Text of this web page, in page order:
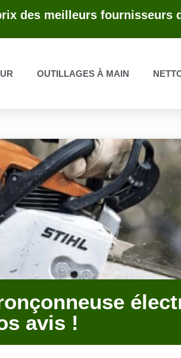
des meilleurs fournisseurs
OUTILLAGES À MAIN
avis !